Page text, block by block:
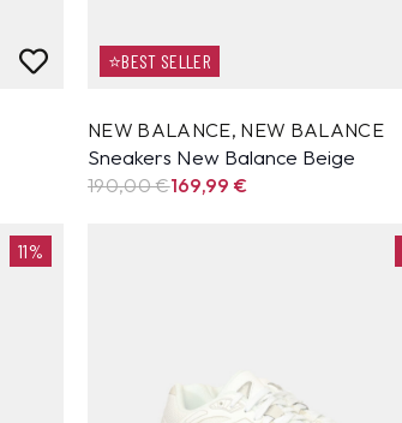
⭐BEST SELLER
NEW BALANCE, NEW BALANCE
Sneakers New Balance Beige
190,00 €169,99€
11%